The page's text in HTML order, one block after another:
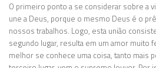
O primeiro ponto a se considerar sobre a
une a Deus, porque o mesmo Deus é o
nossos trabalhos. Logo, esta união
segundo lugar, resulta em um amor muito
melhor se conhece uma coisa, tanto mais